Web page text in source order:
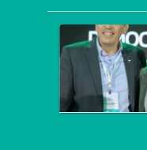
Galeria de